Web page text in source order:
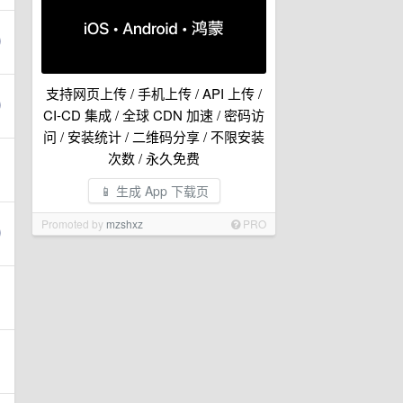
支持网页上传 / 手机上传 / API 上传 /
CI-CD 集成 / 全球 CDN 加速 / 密码访
问 / 安装统计 / 二维码分享 / 不限安装
次数 / 永久免费
📱 生成 App 下载页
Promoted by mzshxz PRO